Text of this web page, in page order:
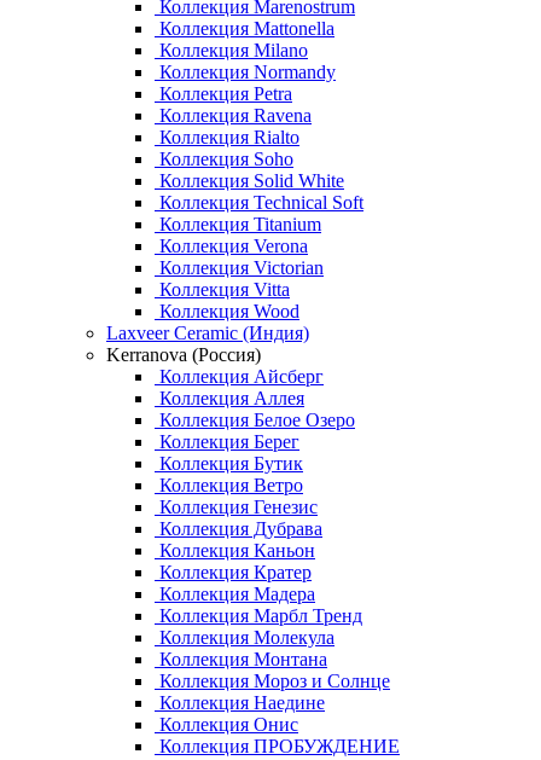
Коллекция Marenostrum
Коллекция Mattonella
Коллекция Milano
Коллекция Normandy
Коллекция Petra
Коллекция Ravena
Коллекция Rialto
Коллекция Soho
Коллекция Solid White
Коллекция Technical Soft
Коллекция Titanium
Коллекция Verona
Коллекция Victorian
Коллекция Vitta
Коллекция Wood
Laxveer Ceramic (Индия)
Kerranova (Россия)
Коллекция Айсберг
Коллекция Аллея
Коллекция Белое Озеро
Коллекция Берег
Коллекция Бутик
Коллекция Ветро
Коллекция Генезис
Коллекция Дубрава
Коллекция Каньон
Коллекция Кратер
Коллекция Мадера
Коллекция Марбл Тренд
Коллекция Молекула
Коллекция Монтана
Коллекция Мороз и Солнце
Коллекция Наедине
Коллекция Онис
Коллекция ПРОБУЖДЕНИЕ